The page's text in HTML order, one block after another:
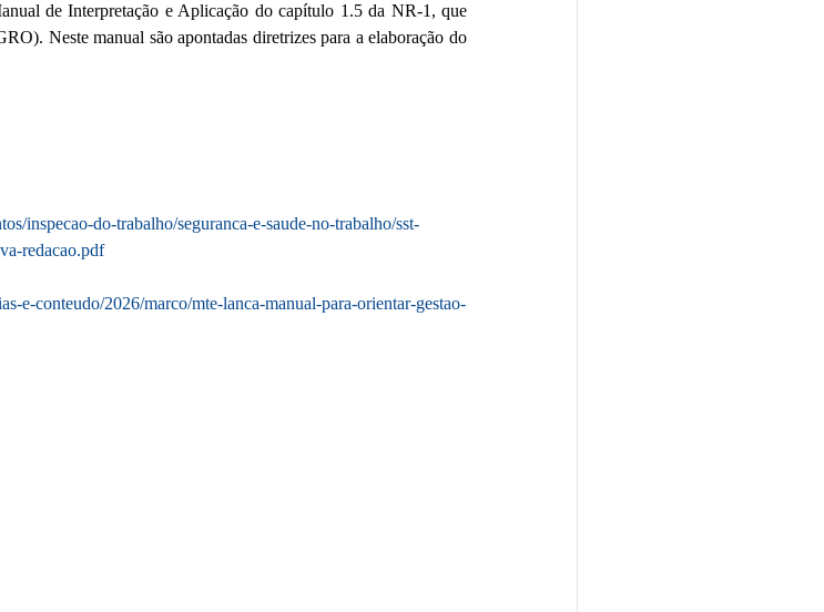
de Interpretação e Aplicação do capítulo 1.5 da NR-1, que
Neste manual são apontadas diretrizes para a elaboração do
inspecao-do-trabalho/seguranca-e-saude-no-trabalho/sst-
redacao.pdf
e-conteudo/2026/marco/mte-lanca-manual-para-orientar-gestao-